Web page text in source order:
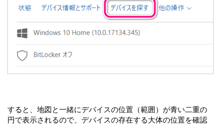
すると、地図と一緒にデバイスの位置（範囲）が青い二重の
円で表示されるので、デバイスの存在する大体の位置を確認